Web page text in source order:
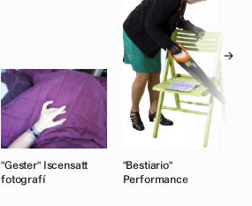
"Gester" Iscensatt
fotografí
"Bestiario"
Performance
→